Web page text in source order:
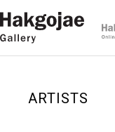
ARTISTS